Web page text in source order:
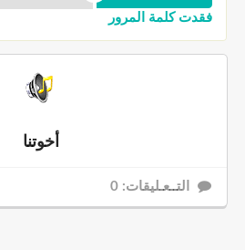
فقدت كلمة المرور
أخوتنا
التــعـليقات: 0